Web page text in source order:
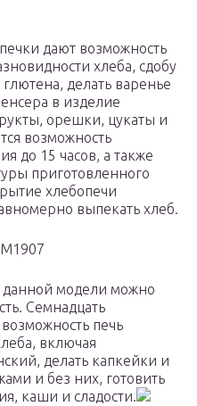
дают возможность
хлеба, сдобу
делать варенье
в изделие
орешки, цукаты и
возможность
до 15 часов, а также
приготовленного
хлебопечи
выпекать хлеб.
модели можно
Семнадцать
печь
включая
делать капкейки и
и без них, готовить
каши и сладости.